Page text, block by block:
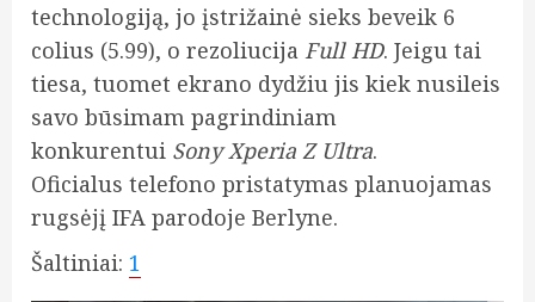
technologiją, jo įstrižainė sieks beveik 6
colius (5.99), o rezoliucija Full HD. Jeigu tai
tiesa, tuomet ekrano dydžiu jis kiek nusileis
savo būsimam pagrindiniam
konkurentui Sony Xperia Z Ultra.
Oficialus telefono pristatymas planuojamas
rugsėjį IFA parodoje Berlyne.
Šaltiniai: 1